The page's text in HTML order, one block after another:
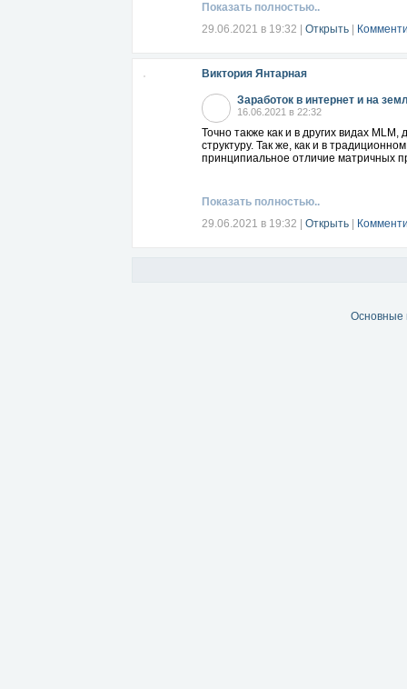
Показать полностью..
29.06.2021 в 19:32
Открыть
Виктория Янтарная
Заработок в интернет и на
16.06.2021 в 22:32
Точно также как и в других видах
структуру. Так же, как и в
принципиальное отличие матричных
Показать полностью..
29.06.2021 в 19:32
Открыть
Основные